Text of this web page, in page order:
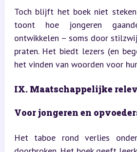
Toch blijft het boek niet
toont hoe jongeren
ontwikkelen – soms door
praten. Het biedt lezers (en
het vinden van woorden voor
IX. Maatschappelijke
Voor jongeren en
Het taboe rond verlies